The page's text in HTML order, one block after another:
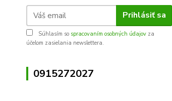
Prihlásiť sa
Súhlasím so spracovaním osobných údajov za
účelom zasielania newslettera.
0915272027